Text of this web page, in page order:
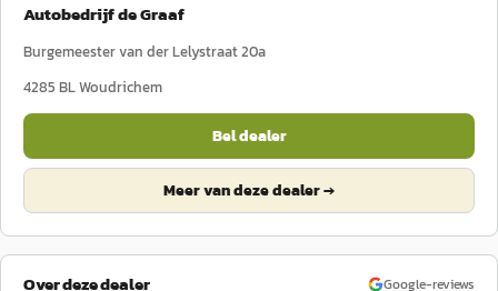
Autobedrijf de Graaf
Burgemeester van der Lelystraat 20a
4285 BLWoudrichem
Bel dealer
Meer van deze dealer →
Over deze dealer Google-reviews